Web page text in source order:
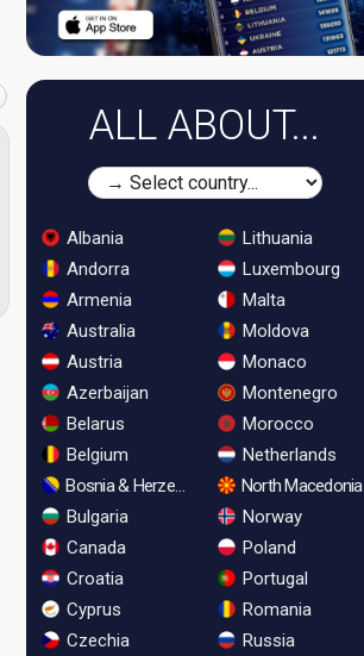
ALL ABOUT...
Albania
Andorra
Armenia
Australia
Austria
Azerbaijan
Belarus
Belgium
Bosnia & Herzegovina
Bulgaria
Canada
Croatia
Cyprus
Czechia
Lithuania
Luxembourg
Malta
Moldova
Monaco
Montenegro
Morocco
Netherlands
North Macedonia
Norway
Poland
Portugal
Romania
Russia